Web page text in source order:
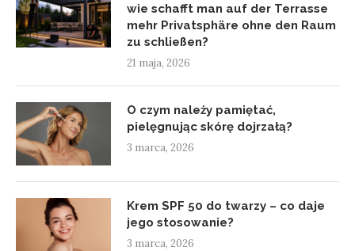
wie schafft man auf der Terrasse
mehr Privatsphäre ohne den Raum
zu schließen?
21 maja, 2026
O czym należy pamiętać,
pielęgnując skórę dojrzałą?
3 marca, 2026
Krem SPF 50 do twarzy – co daje
jego stosowanie?
3 marca, 2026